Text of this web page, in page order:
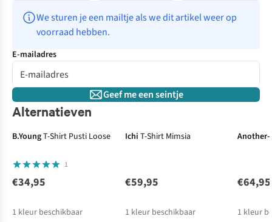
We sturen je een mailtje als we dit artikel weer op
voorraad hebben.
E-mailadres
Geef me een seintje
Alternatieven
B.YoungT-Shirt Pusti Loose
1
€34,95
1 kleur beschikbaar
Ichi T-Shirt Mimsia
€59,95
1 kleur beschikbaar
€64,95
1 kleur